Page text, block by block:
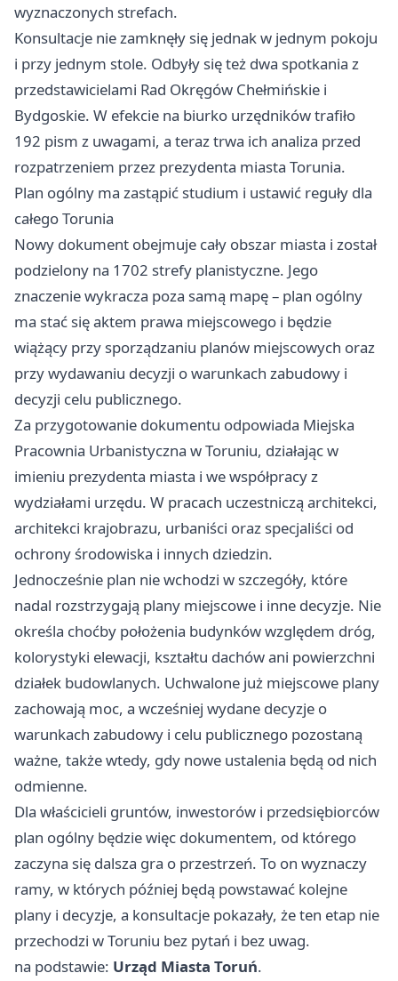
wyznaczonych strefach.
Konsultacje nie zamknęły się jednak w jednym pokoju
i przy jednym stole. Odbyły się też dwa spotkania z
przedstawicielami Rad Okręgów Chełmińskie i
Bydgoskie. W efekcie na biurko urzędników trafiło
192 pism z uwagami, a teraz trwa ich analiza przed
rozpatrzeniem przez prezydenta miasta Torunia.
Plan ogólny ma zastąpić studium i ustawić reguły dla
całego Torunia
Nowy dokument obejmuje cały obszar miasta i został
podzielony na 1702 strefy planistyczne. Jego
znaczenie wykracza poza samą mapę – plan ogólny
ma stać się aktem prawa miejscowego i będzie
wiążący przy sporządzaniu planów miejscowych oraz
przy wydawaniu decyzji o warunkach zabudowy i
decyzji celu publicznego.
Za przygotowanie dokumentu odpowiada Miejska
Pracownia Urbanistyczna w Toruniu, działając w
imieniu prezydenta miasta i we współpracy z
wydziałami urzędu. W pracach uczestniczą architekci,
architekci krajobrazu, urbaniści oraz specjaliści od
ochrony środowiska i innych dziedzin.
Jednocześnie plan nie wchodzi w szczegóły, które
nadal rozstrzygają plany miejscowe i inne decyzje. Nie
określa choćby położenia budynków względem dróg,
kolorystyki elewacji, kształtu dachów ani powierzchni
działek budowlanych. Uchwalone już miejscowe plany
zachowają moc, a wcześniej wydane decyzje o
warunkach zabudowy i celu publicznego pozostaną
ważne, także wtedy, gdy nowe ustalenia będą od nich
odmienne.
Dla właścicieli gruntów, inwestorów i przedsiębiorców
plan ogólny będzie więc dokumentem, od którego
zaczyna się dalsza gra o przestrzeń. To on wyznaczy
ramy, w których później będą powstawać kolejne
plany i decyzje, a konsultacje pokazały, że ten etap nie
przechodzi w Toruniu bez pytań i bez uwag.
na podstawie: Urząd Miasta Toruń.